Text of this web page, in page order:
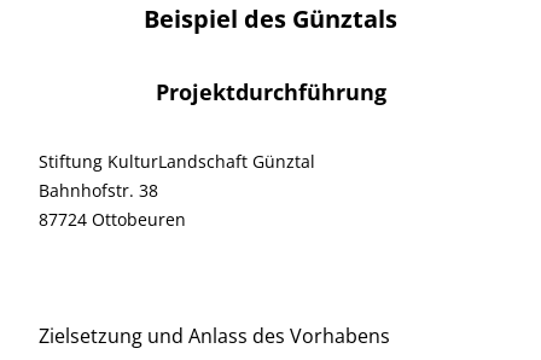
Beispiel des Günztals
Projektdurchführung
Stiftung KulturLandschaft Günztal
Bahnhofstr. 38
87724 Ottobeuren
Zielsetzung und Anlass des Vorhabens